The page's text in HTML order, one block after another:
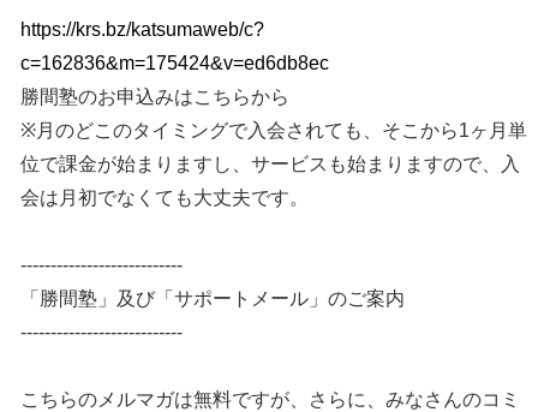
https://krs.bz/katsumaweb/c?
c=162836&m=175424&v=ed6db8ec
勝間塾のお申込みはこちらから
※月のどこのタイミングで入会されても、そこから1ヶ月単
位で課金が始まりますし、サービスも始まりますので、入
会は月初でなくても大丈夫です。
---------------------------
「勝間塾」及び「サポートメール」のご案内
---------------------------
こちらのメルマガは無料ですが、さらに、みなさんのコミ